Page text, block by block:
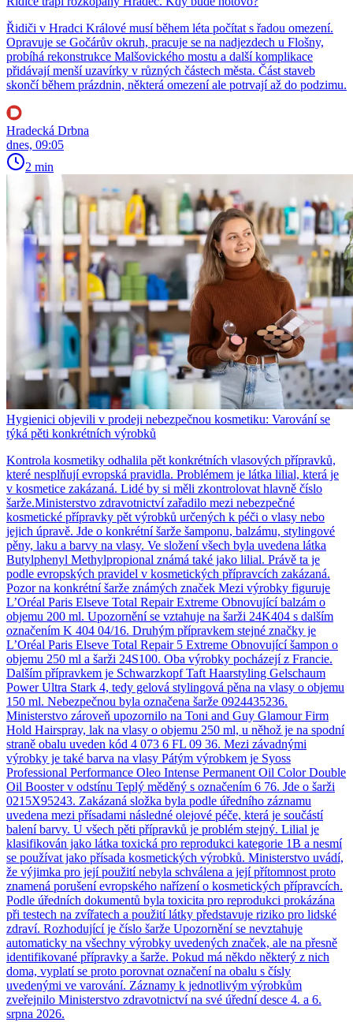
Řidiči v Hradci Králové musí během léta počítat s řadou omezení.
Opravuje se Gočárův okruh, pracuje se na nadjezdech u Flošny,
probíhá rekonstrukce Malšovického mostu a další komplikace
přidávají menší uzavírky v různých částech města. Část staveb
skončí během prázdnin, některá omezení ale potrvají až do podzimu.
Hradecká Drbna
dnes, 09:05
2 min
Hygienici objevili v prodeji nebezpečnou kosmetiku: Varování se
týká pěti konkrétních výrobků
Kontrola kosmetiky odhalila pět konkrétních vlasových přípravků,
které nesplňují evropská pravidla. Problémem je látka lilial, která je
v kosmetice zakázaná. Lidé by si měli zkontrolovat hlavně číslo
šarže.Ministerstvo zdravotnictví zařadilo mezi nebezpečné
kosmetické přípravky pět výrobků určených k péči o vlasy nebo
jejich úpravě. Jde o konkrétní šarže šamponu, balzámu, stylingové
pěny, laku a barvy na vlasy. Ve složení všech byla uvedena látka
Butylphenyl Methylpropional známá také jako lilial. Právě ta je
podle evropských pravidel v kosmetických přípravcích zakázaná.
Pozor na konkrétní šarže známých značek Mezi výrobky figuruje
L’Oréal Paris Elseve Total Repair Extreme Obnovující balzám o
objemu 200 ml. Upozornění se vztahuje na šarži 24K404 s dalším
označením K 404 04/16. Druhým přípravkem stejné značky je
L’Oréal Paris Elseve Total Repair 5 Extreme Obnovující šampon o
objemu 250 ml a šarži 24S100. Oba výrobky pocházejí z Francie.
Dalším přípravkem je Schwarzkopf Taft Haarstyling Gelschaum
Power Ultra Stark 4, tedy gelová stylingová pěna na vlasy o objemu
150 ml. Nebezpečnou byla označena šarže 0924435236.
Ministerstvo zároveň upozornilo na Toni and Guy Glamour Firm
Hold Hairspray, lak na vlasy o objemu 250 ml, u něhož je na spodní
straně obalu uveden kód 4 073 6 FL 09 36. Mezi závadnými
výrobky je také barva na vlasy Pátým výrobkem je Syoss
Professional Performance Oleo Intense Permanent Oil Color Double
Oil Booster v odstínu Teplý měděný s označením 6 76. Jde o šarži
0215X95243. Zakázaná složka byla podle úředního záznamu
uvedena mezi přísadami následné olejové péče, která je součástí
balení barvy. U všech pěti přípravků je problém stejný. Lilial je
klasifikován jako látka toxická pro reprodukci kategorie 1B a nesmí
se používat jako přísada kosmetických výrobků. Ministerstvo uvádí,
že výjimka pro její použití nebyla schválena a její přítomnost proto
znamená porušení evropského nařízení o kosmetických přípravcích.
Podle úředních dokumentů byla toxicita pro reprodukci prokázána
při testech na zvířatech a použití látky představuje riziko pro lidské
zdraví. Rozhodující je číslo šarže Upozornění se nevztahuje
automaticky na všechny výrobky uvedených značek, ale na přesně
identifikované přípravky a šarže. Pokud má někdo některý z nich
doma, vyplatí se proto porovnat označení na obalu s čísly
uvedenými ve varování. Záznamy k jednotlivým výrobkům
zveřejnilo Ministerstvo zdravotnictví na své úřední desce 4. a 6.
srpna 2026.